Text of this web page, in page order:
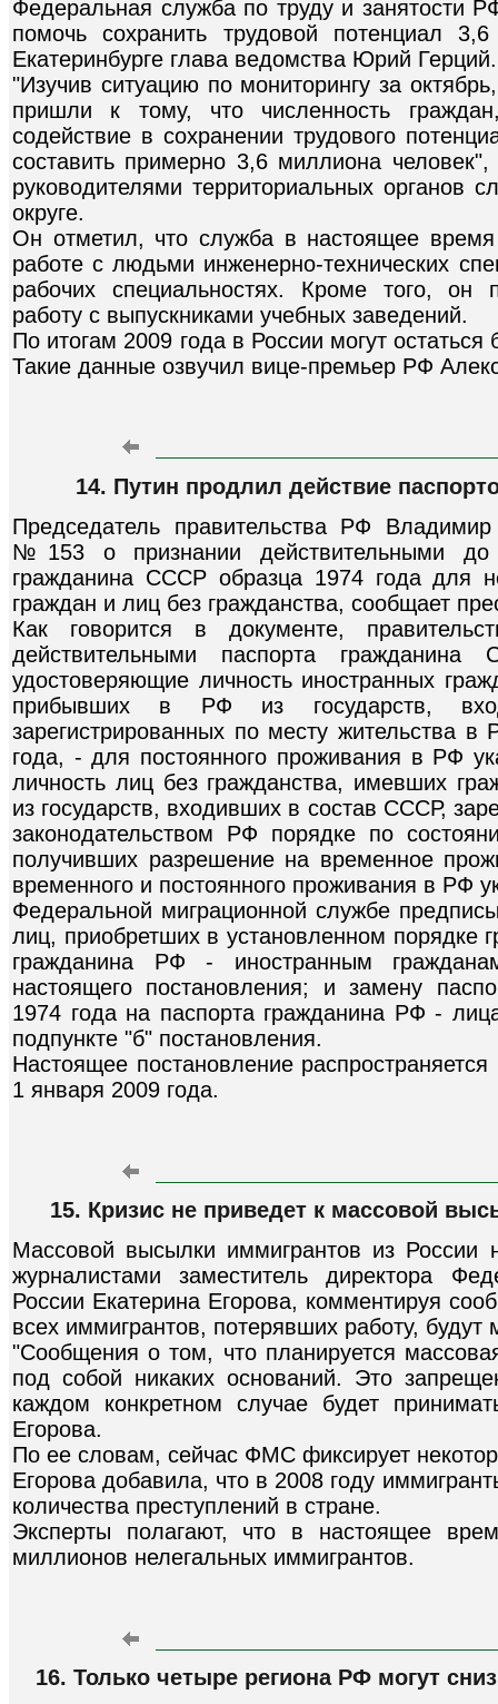
Федеральная служба по труду и занятости
помочь сохранить трудовой потенциал
Екатеринбурге глава ведомства Юрий Герций.
"Изучив ситуацию по мониторингу за
пришли к тому, что численность
содействие в сохранении трудового
составить примерно 3,6 миллиона
руководителями территориальных органов
округе.
Он отметил, что служба в настоящее время
работе с людьми инженерно-технических
рабочих специальностях. Кроме того, он
работу с выпускниками учебных заведений.
По итогам 2009 года в России могут
Такие данные озвучил вице-премьер РФ
14. Путин продлил действие
Председатель правительства РФ
№153 о признании действительными
гражданина СССР образца 1974 года для
граждан и лиц без гражданства, сообщает
Как говорится в документе,
действительными паспорта
удостоверяющие личность иностранных
прибывших в РФ из государств,
зарегистрированных по месту жительства
года, - для постоянного проживания в РФ
личность лиц без гражданства, имевших
из государств, входивших в состав СССР,
законодательством РФ порядке по
получивших разрешение на временное
временного и постоянного проживания в РФ
Федеральной миграционной службе
лиц, приобретших в установленном порядке
гражданина РФ - иностранным
настоящего постановления; и замену
1974 года на паспорта гражданина РФ -
подпункте "б" постановления.
Настоящее постановление
1 января 2009 года.
15. Кризис не приведет к массовой
Массовой высылки иммигрантов из России
журналистами заместитель директора
России Екатерина Егорова, комментируя
всех иммигрантов, потерявших работу,
"Сообщения о том, что планируется
под собой никаких оснований. Это
каждом конкретном случае будет
Егорова.
По ее словам, сейчас ФМС фиксирует
Егорова добавила, что в 2008 году
количества преступлений в стране.
Эксперты полагают, что в настоящее
миллионов нелегальных иммигрантов.
16. Только четыре региона РФ могут